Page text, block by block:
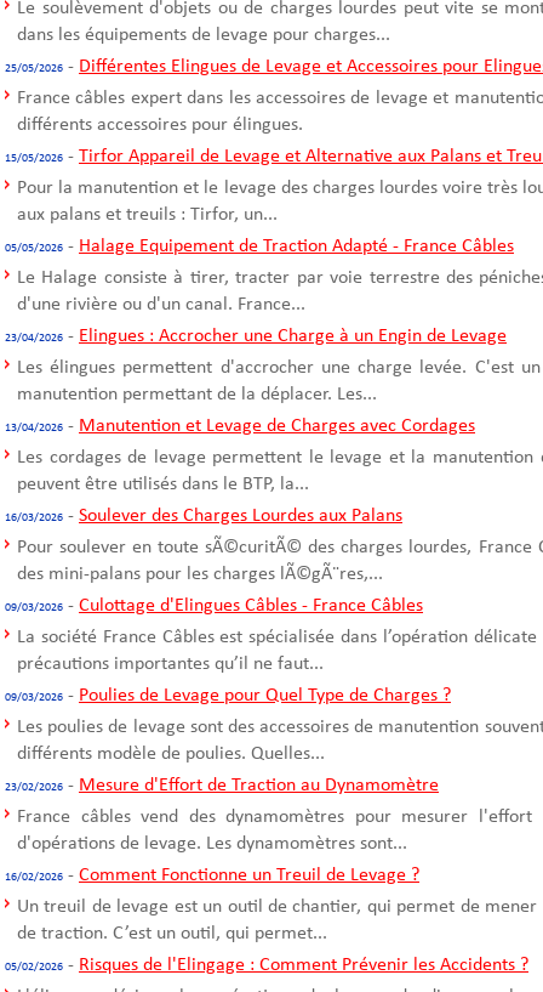
Le soulèvement d'objets ou de charges lourdes peut vite se
dans les équipements de levage pour charges...
25/05/2026 - Différentes Elingues de Levage et Accessoires pour
France câbles expert dans les accessoires de levage et
différents accessoires pour élingues.
15/05/2026 - Tirfor Appareil de Levage et Alternative aux Palans et
Pour la manutention et le levage des charges lourdes voire très
aux palans et treuils : Tirfor, un...
05/05/2026 - Halage Equipement de Traction Adapté - France Câbles
Le Halage consiste à tirer, tracter par voie terrestre des
d'une rivière ou d'un canal. France...
23/04/2026 - Elingues : Accrocher une Charge à un Engin de Levage
Les élingues permettent d'accrocher une charge levée. C'est
manutention permettant de la déplacer. Les...
13/04/2026 - Manutention et Levage de Charges avec Cordages
Les cordages de levage permettent le levage et la manutention
peuvent être utilisés dans le BTP, la...
16/03/2026 - Soulever des Charges Lourdes aux Palans
Pour soulever en toute sÃ©curitÃ© des charges lourdes, France
des mini-palans pour les charges lÃ©gÃ¨res,...
09/03/2026 - Culottage d'Elingues Câbles - France Câbles
La société France Câbles est spécialisée dans l’opération
précautions importantes qu’il ne faut...
09/03/2026 - Poulies de Levage pour Quel Type de Charges ?
Les poulies de levage sont des accessoires de manutention
différents modèle de poulies. Quelles...
23/02/2026 - Mesure d'Effort de Traction au Dynamomètre
France câbles vend des dynamomètres pour mesurer
d'opérations de levage. Les dynamomètres sont...
16/02/2026 - Comment Fonctionne un Treuil de Levage ?
Un treuil de levage est un outil de chantier, qui permet de
de traction. C’est un outil, qui permet...
05/02/2026 - Risques de l'Elingage : Comment Prévenir les Accidents ?